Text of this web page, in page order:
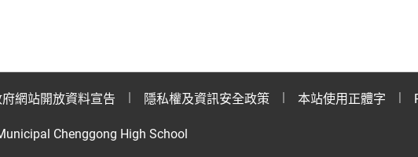
網站開放資料宣告 隱私權及資訊安全政策 本站使用正體字
Chenggong High School